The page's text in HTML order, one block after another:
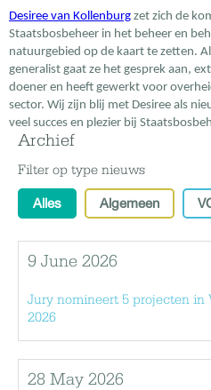
Desiree van Kollenburg zet zich de
Staatsbosbeheer in het beheer en
natuurgebied op de kaart te zetten.
generalist gaat ze het gesprek aan,
doener en heeft gewerkt voor
sector. Wij zijn blij met Desiree als
veel succes en plezier bij
Archief
Filter op type nieuws
Alles Algemeen
9 June 2026
Jury nomineert 5 projecten in
2026
28 May 2026